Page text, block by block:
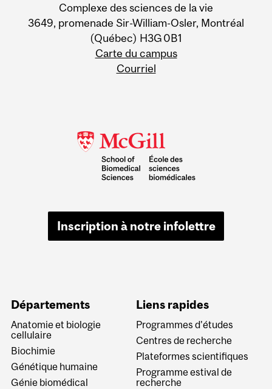
Complexe des sciences de la vie
3649, promenade Sir-William-Osler, Montréal
(Québec) H3G 0B1
Carte du campus
Courriel
Inscription à notre infolettre
Départements
Anatomie et biologie
cellulaire
Biochimie
Génétique humaine
Génie biomédical
Liens rapides
Programmes d'études
Centres de recherche
Plateformes scientifiques
Programme estival de
recherche